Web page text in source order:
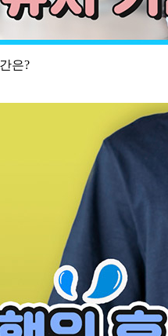
은?